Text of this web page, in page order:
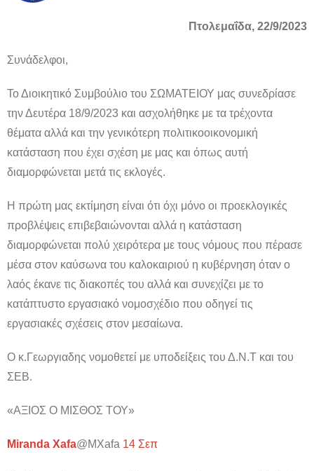
Πτολεμαΐδα, 22/9/2023
Συνάδελφοι,
Το Διοικητικό Συμβούλιο του ΣΩΜΑΤΕΙΟΥ μας συνεδρίασε
την Δευτέρα 18/9/2023 και ασχολήθηκε με τα τρέχοντα
θέματα αλλά και την γενικότερη πολιτικοοικονομική
κατάσταση που έχει σχέση με μας και όπως αυτή
διαμορφώνεται μετά τις εκλογές.
Η πρώτη μας εκτίμηση είναι ότι όχι μόνο οι προεκλογικές
προβλέψεις επιβεβαιώνονται αλλά η κατάσταση
διαμορφώνεται πολύ χειρότερα με τους νόμους που πέρασε
μέσα στον καύσωνα του καλοκαιριού η κυβέρνηση όταν ο
λαός έκανε τις διακοπές του αλλά και συνεχίζει με το
κατάπτυστο εργασιακό νομοσχέδιο που οδηγεί τις
εργασιακές σχέσεις στον μεσαίωνα.
Ο κ.Γεωργιαδης νομοθετεί με υποδείξεις του Δ.Ν.Τ και του
ΣΕΒ.
«ΑΞΙΟΣ Ο ΜΙΣΘΟΣ ΤΟΥ»
Miranda Xafa@MXafa 14 Σεπ